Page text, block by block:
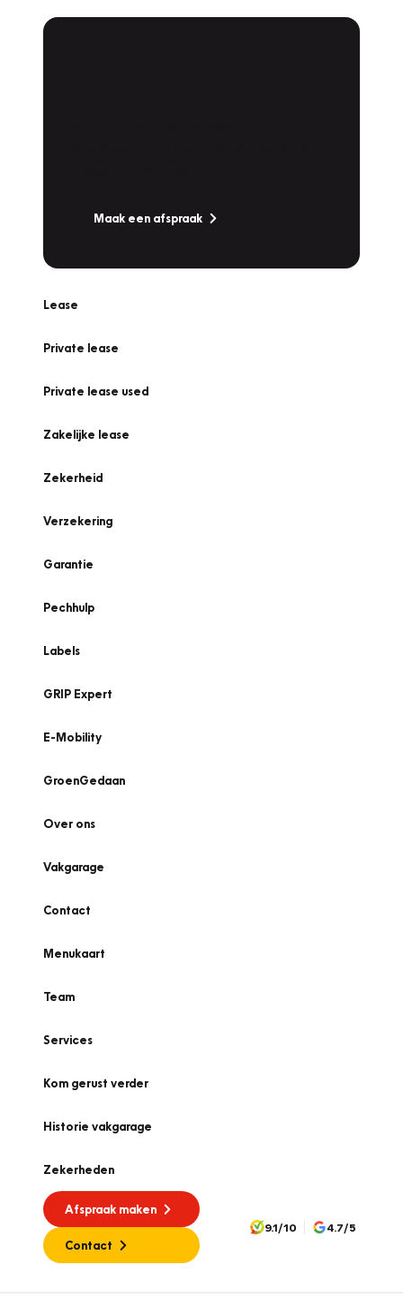
Maak een afspraak
Lease
Private lease
Private lease used
Zakelijke lease
Zekerheid
Verzekering
Garantie
Pechhulp
Labels
GRIP Expert
E-Mobility
GroenGedaan
Over ons
Vakgarage
Contact
Menukaart
Team
Services
Kom gerust verder
Historie vakgarage
Zekerheden
Afspraak maken
Contact
9.1/10 4.7/5